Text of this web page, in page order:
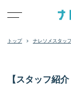
ナレソメスタッ
【スタッフ紹